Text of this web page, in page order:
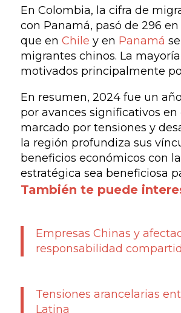
En Colombia, la cifra de
con Panamá, pasó de 296
que en Chile y en Panamá
migrantes chinos. La
motivados principalmente
En resumen, 2024 fue un
por avances significativos
marcado por tensiones y
la región profundiza sus
beneficios económicos con
estratégica sea beneficiosa
También te puede
Empresas Chinas y
responsabilidad
Tensiones arancelarias
Latina